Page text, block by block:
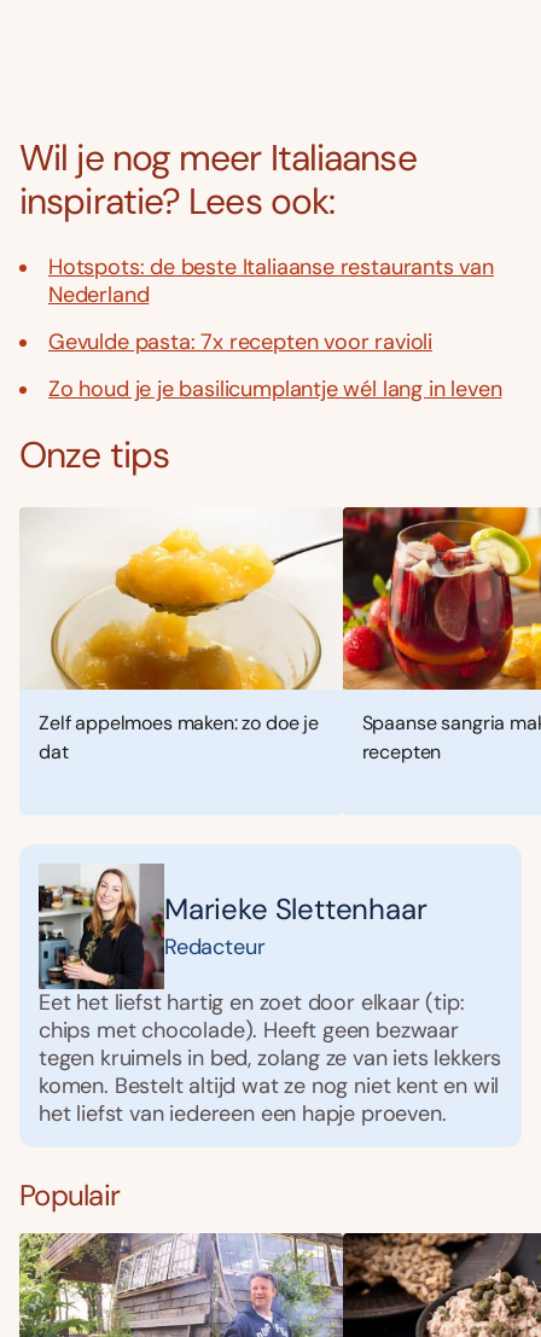
Wil je nog meer Italiaanse
inspiratie? Lees ook:
Hotspots: de beste Italiaanse restaurants van
Nederland
Gevulde pasta: 7x recepten voor ravioli
Zo houd je je basilicumplantje wél lang in leven
Onze tips
Zelf appelmoes maken: zo doe je
dat
Spaanse sangria
recepten
Marieke Slettenhaar
Redacteur
Eet het liefst hartig en zoet door elkaar (tip:
chips met chocolade). Heeft geen bezwaar
tegen kruimels in bed, zolang ze van iets lekkers
komen. Bestelt altijd wat ze nog niet kent en wil
het liefst van iedereen een hapje proeven.
Populair